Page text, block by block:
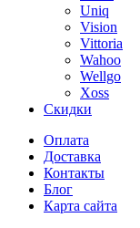
Uniq
Vision
Vittoria
Wahoo
Wellgo
Xoss
Скидки
Оплата
Доставка
Контакты
Блог
Карта сайта